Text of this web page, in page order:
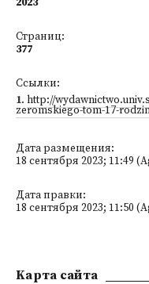
2023
Страниц:
377
Ссылки:
1. http://
zeromskiego-tom-17-
Дата размещения:
18 сентября 2023; 11:49
Дата правки:
18 сентября 2023; 11:50
Kарта сайта